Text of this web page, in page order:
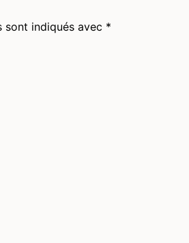
sont indiqués avec *